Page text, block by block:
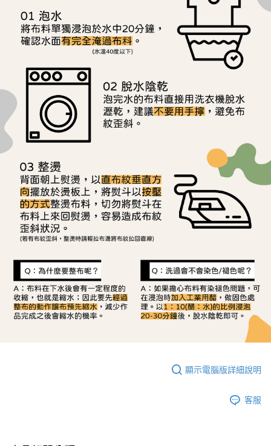
３．未成年的使用者請事先徵得法定代理人或監護人之同意方可使用
「AFTEE先享後付」，若未經同意申辦者引起之損失，本公司不負相關責
任。
４．使用「AFTEE先享後付」時，將依據個別帳號之用戶狀況，依本公司即
時審查核予不同之上限額度；若仍有額度不足之情形，本公司將視審查結果
５．嚴禁一人註冊多個帳號或使用他人資訊註冊。若發現惡意使用之情形，
恩沛科技股份有限公司將有權停止該用戶之使用額度並採取法律行動。
顯示電腦版詳細說明
客服